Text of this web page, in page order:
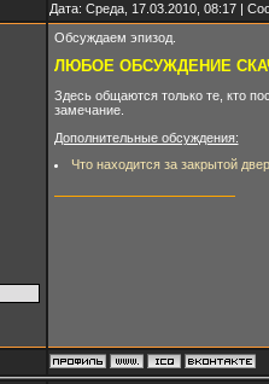
Дата: Среда, 17.03.2010, 08:17 |
Обсуждаем эпизод.
ЛЮБОЕ ОБСУЖДЕНИЕ
Здесь общаются только те, кто
замечание.
Дополнительные обсуждения:
Что находится за закрытой